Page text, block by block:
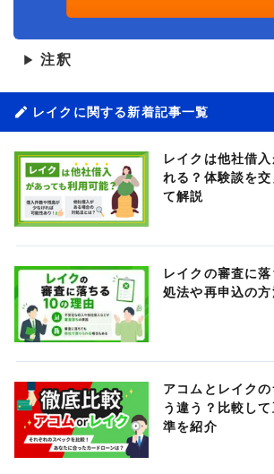
▶ 注釈
レイクに関する新着記事一覧
レイクは他社借
れる？体験談を
て解説
レイクの審査に
処法や再申込の
アコムとレイク
う違う？比較し
準を紹介